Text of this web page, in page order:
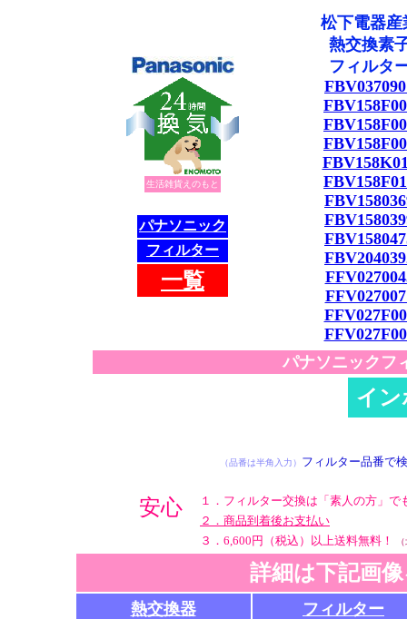
生活雑貨えのもと
パナソニック
フィルター
一覧
松下電器産
熱交換素
フィルタ
パナソニックフ
イン
（品番は半角入力） フィルター品番で
安心
１．フィルター交換は「素人の方」で
２．商品到着後お支払い
３．6,600円（税込）以上送料無料！
詳細は下記画
熱交換器
フィルター